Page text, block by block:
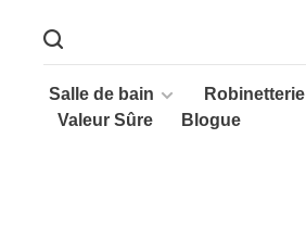
Salle de bain Robinetterie
Valeur Sûre
Blogue